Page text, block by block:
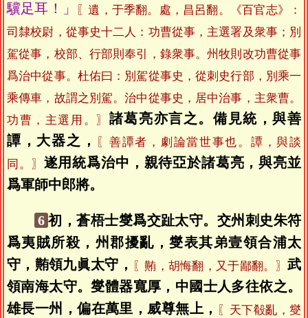
驥足耳！」
〖遺，于季翻。處，昌呂翻。《百官志》：
司隸校尉，從事史十二人：功曹從事，主選署及衆事；別
駕從事，校部、行部則奉引，錄衆事。州牧則改功曹從事
爲治中從事。杜佑曰：別駕從事史，從刺史行部，別乘一
乘傳車，故謂之別駕。治中從事史，居中治事，主衆曹。
功曹，主選用。〗 諸葛亮亦言之。備見統，與善
譚，大器之，
〖善譚者，劇論當世事也。譚，與談
同。〗 遂用統爲治中，親待亞於諸葛亮，與亮並
爲軍師中郎將。
6 初，蒼梧士燮爲交趾太守。交州刺史朱符
爲夷賊所殺，州郡擾亂，燮表其弟壹領合浦太
守，䵋領九眞太守，
〖䵋，胡悔翻，又于鄙翻。〗武
領南海太守。燮體器寬厚，中國士人多往依之。
雄長一州，偏在萬里，威尊無上，
〖天下殽亂，燮